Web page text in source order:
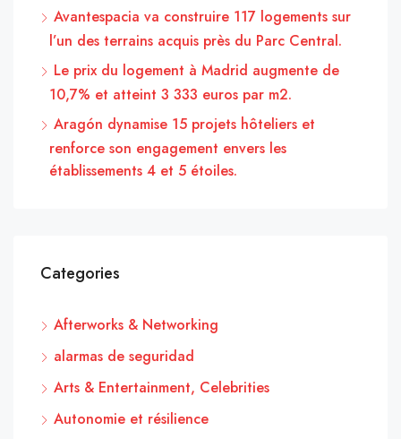
Avantespacia va construire 117 logements sur
l’un des terrains acquis près du Parc Central.
Le prix du logement à Madrid augmente de
10,7% et atteint 3 333 euros par m2.
Aragón dynamise 15 projets hôteliers et
renforce son engagement envers les
établissements 4 et 5 étoiles.
Categories
Afterworks & Networking
alarmas de seguridad
Arts & Entertainment, Celebrities
Autonomie et résilience